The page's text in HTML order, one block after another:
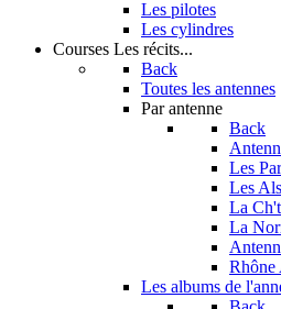
Les pilotes
Les cylindres
Courses Les récits...
Back
Toutes les antennes
Par antenne
Back
Les
Les
La
La
Rhône
Les albums de